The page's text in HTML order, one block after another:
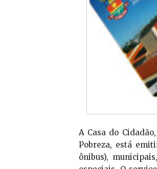
A Casa do
Pobreza, está
ônibus),